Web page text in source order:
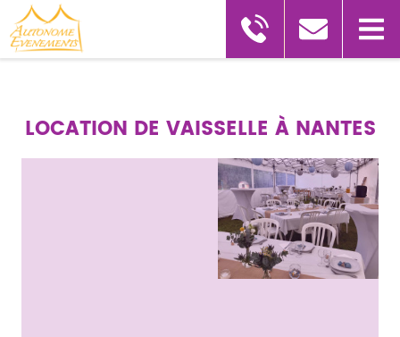
LOCATION DE VAISSELLE À NANTES